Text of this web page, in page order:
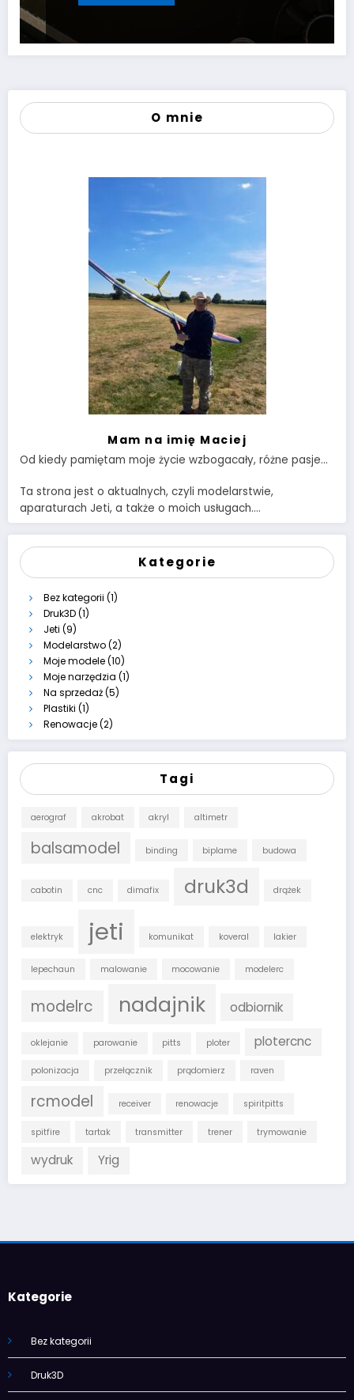
O mnie
Mam na imię Maciej
Od kiedy pamiętam moje życie wzbogacały, różne pasje…
Ta strona jest o aktualnych, czyli modelarstwie,
aparaturach Jeti, a także o moich usługach….
Kategorie
Bez kategorii (1)
Druk3D(1)
Jeti (9)
Modelarstwo(2)
Moje modele(10)
Moje narzędzia (1)
Na sprzedaż(5)
Plastiki (1)
Renowacje(2)
Tagi
aerograf akrobat akryl altimetr
balsamodel binding biplame budowa
cabotin cnc dimafix druk3d drążek
elektryk jeti komunikat koveral lakier
lepechaun malowanie mocowanie modelerc
modelrc nadajnik odbiornik
oklejanie parowanie pitts ploter plotercnc
polonizacja przełącznik prądomierz raven
rcmodel receiver renowacje spiritpitts
spitfire tartak transmitter trener trymowanie
wydruk Yrig
Kategorie
Bez kategorii
Druk3D